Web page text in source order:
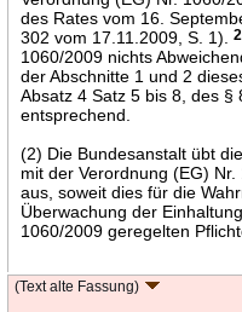
des Rates vom 16.
302 vom 17.11.2009, S. 1).2
1060/2009 nichts
der Abschnitte 1 und 2
Absatz 4 Satz 5 bis 8, des §
entsprechend.
(2) Die Bundesanstalt übt
mit der Verordnung (EG)
aus, soweit dies für die
Überwachung der
1060/2009 geregelten
(Text alte Fassung)